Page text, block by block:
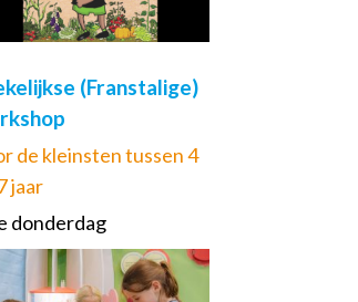
(Franstalige)
de kleinsten tussen 4
jaar
donderdag